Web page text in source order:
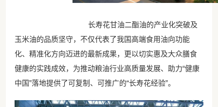
长寿花甘油二酯油的产业化突破及
玉米油的品质坚守，不仅代表了我国高端食用油向功能
化、精准化方向迈进的最新成果，更以切实惠及大众膳食
健康的实践成效，为推动粮油行业高质量发展、助力“健康
中国”落地提供了可复制、可推广的“长寿花经验”。